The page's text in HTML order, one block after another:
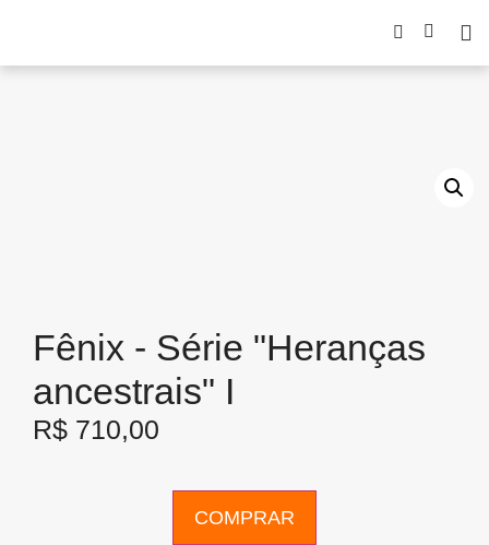
Fênix - Série "Heranças
ancestrais" I
R$ 710,00
COMPRAR